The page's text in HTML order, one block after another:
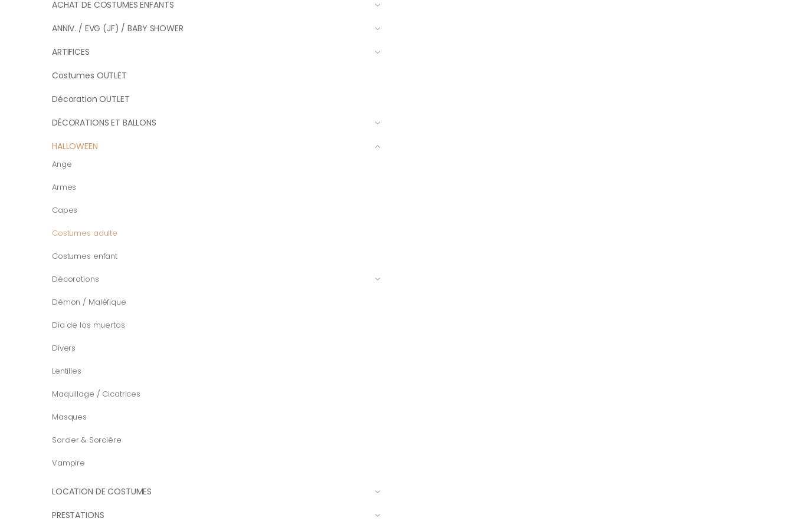
ACHAT DE COSTUMES ENFANTS
ANNIV. / EVG (JF) / BABY SHOWER
ARTIFICES
Costumes OUTLET
Décoration OUTLET
DÉCORATIONS ET BALLONS
HALLOWEEN
Ange
Armes
Capes
Costumes adulte
Costumes enfant
Décorations
Démon / Maléfique
Dia de los muertos
Divers
Lentilles
Maquillage / Cicatrices
Masques
Sorcier & Sorcière
Vampire
LOCATION DE COSTUMES
PRESTATIONS